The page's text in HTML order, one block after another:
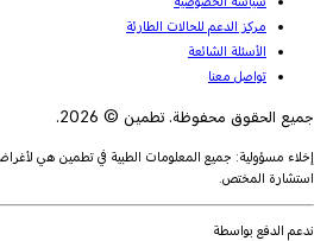
مركز الدعم للحالات الطارئة
الأسئلة الشائعة
تواصل معنا
جميع الحقوق محفوظة. تطمين © 2026.
إخلاء مسؤولية: جميع المعلومات الطبية في تطمين هي
استشارة المختص.
ندعم الدفع بواسطة